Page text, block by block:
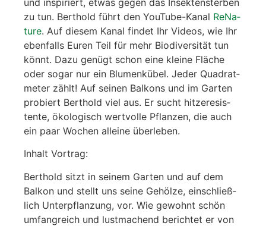
und inspi­riert, etwas gegen das Insek­ten­ster­ben
zu tun. Bert­hold führt den You­Tube-Kanal ReNa­
tu­re. Auf die­sem Kanal fin­det Ihr Vide­os, wie Ihr
eben­falls Euren Teil für mehr Bio­di­ver­si­tät tun
könnt. Dazu genügt schon eine klei­ne Flä­che
oder sogar nur ein Blu­men­kü­bel. Jeder Qua­drat­
me­ter zählt! Auf sei­nen Bal­kons und im Gar­ten
pro­biert Bert­hold viel aus. Er sucht hit­ze­re­sis­
ten­te, öko­lo­gisch wert­vol­le Pflan­zen, die auch
ein paar Wochen allei­ne über­le­ben.
Inhalt Vor­trag:
Bert­hold sitzt in sei­nem Gar­ten und auf dem
Bal­kon und stellt uns sei­ne Gehöl­ze, ein­schließ­
lich Unter­pflan­zung, vor. Wie gewohnt schön
umfang­reich und lust­ma­chend berich­tet er von